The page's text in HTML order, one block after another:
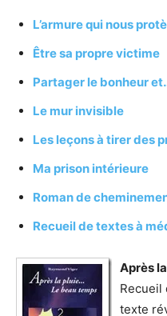
L’armure qui nous
Être sa propre victime
Partager le bonheur
Le mur invisible
Les leçons à tirer des
Ma prison intérieure
Roman de
Recueil de textes à
Après
Recueil
texte